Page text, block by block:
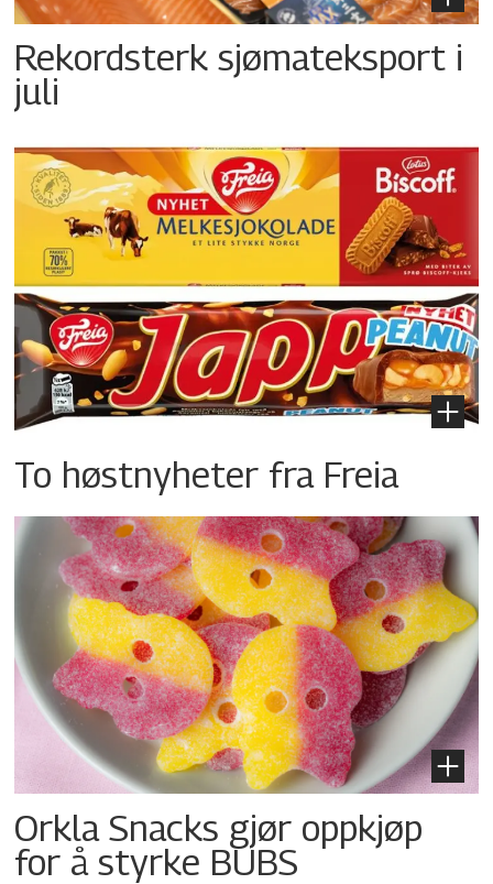
Rekordsterk sjømateksport i
juli
To høstnyheter fra Freia
Orkla Snacks gjør oppkjøp
for å styrke BUBS